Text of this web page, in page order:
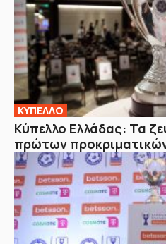
ΚΥΠΕΛΛΟ
Κύπελλο Ελλάδας: Τα
πρώτων